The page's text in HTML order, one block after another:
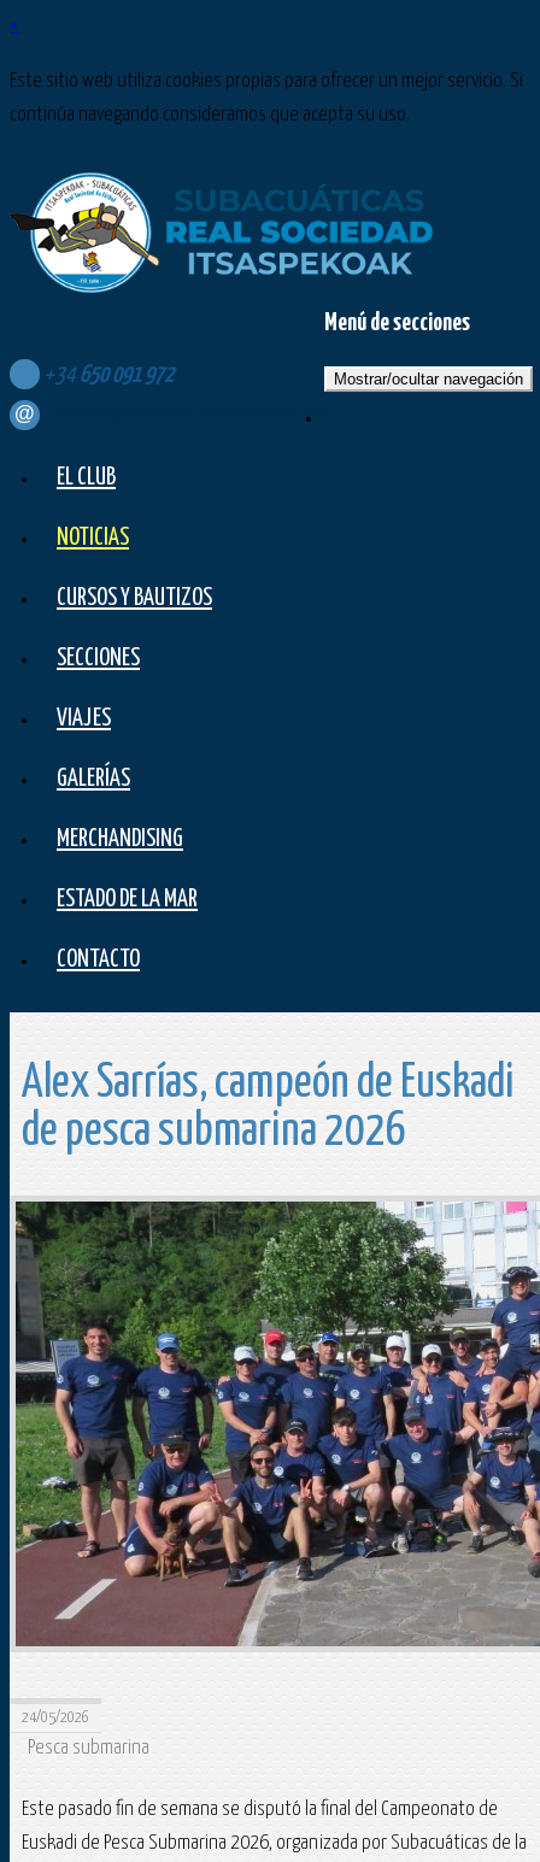
×
Este sitio web utiliza cookies propias para ofrecer un mejor servicio. Si
continúa navegando consideramos que acepta su uso.
+34 650 091 972
contacto@subacuaticasrealsociedad.com
Menú de secciones
Mostrar/ocultar navegación
EL CLUB
NOTICIAS
CURSOS Y BAUTIZOS
SECCIONES
VIAJES
GALERÍAS
MERCHANDISING
ESTADO DE LA MAR
CONTACTO
Alex Sarrías, campeón de Euskadi
de pesca submarina 2026
24/05/2026
Pesca submarina
Este pasado fin de semana se disputó la final del Campeonato de
Euskadi de Pesca Submarina 2026, organizada por Subacuáticas de la